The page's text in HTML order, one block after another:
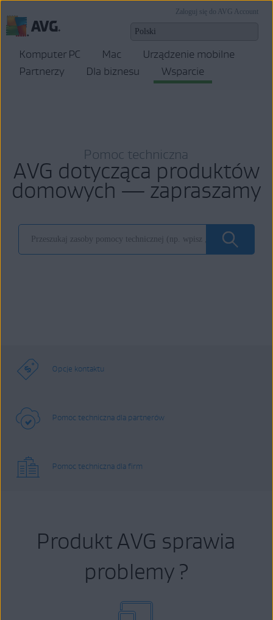
Zaloguj się do AVG Account
Komputer PC Mac
Urządzenie mobilne
Partnerzy
Dla biznesu Wsparcie
Pomoc techniczna
AVG dotycząca produktów
domowych — zapraszamy
Opcje kontaktu
Pomoc techniczna dla partnerów
Pomoc techniczna dla firm
Produkt AVG sprawia
problemy ?